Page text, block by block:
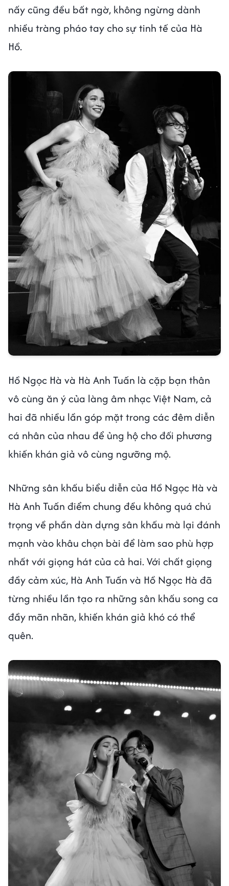
nấy cũng đều bất ngờ, không ngừng dành
nhiều tràng pháo tay cho sự tinh tế của Hà
Hồ.
Hồ Ngọc Hà và Hà Anh Tuấn là cặp bạn thân
vô cùng ăn ý của làng âm nhạc Việt Nam, cả
hai đã nhiều lần góp mặt trong các đêm diễn
cá nhân của nhau để ủng hộ cho đối phương
khiến khán giả vô cùng ngưỡng mộ.
Những sân khấu biểu diễn của Hồ Ngọc Hà và
Hà Anh Tuấn điểm chung đều không quá chú
trọng về phần dàn dựng sân khấu mà lại đánh
mạnh vào khâu chọn bài để làm sao phù hợp
nhất với giọng hát của cả hai. Với chất giọng
đầy cảm xúc, Hà Anh Tuấn và Hồ Ngọc Hà đã
từng nhiều lần tạo ra những sân khấu song ca
đầy mãn nhãn, khiến khán giả khó có thể
quên.